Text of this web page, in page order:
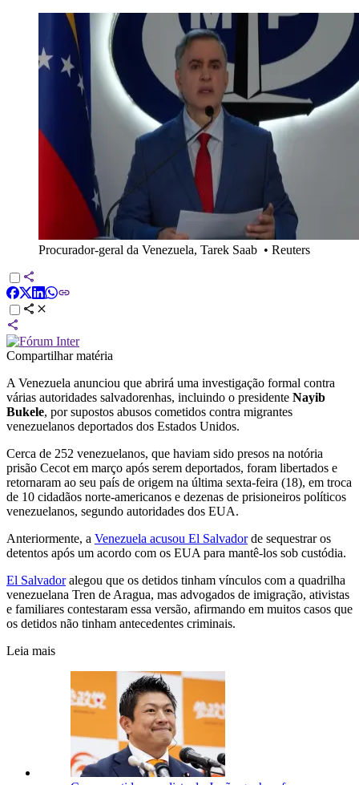
Procurador-geral da Venezuela, Tarek Saab • Reuters
Compartilhar matéria
A Venezuela anunciou que abrirá uma investigação formal contra
várias autoridades salvadorenhas, incluindo o presidente Nayib
Bukele, por supostos abusos cometidos contra migrantes
venezuelanos deportados dos Estados Unidos.
Cerca de 252 venezuelanos, que haviam sido presos na notória
prisão Cecot em março após serem deportados, foram libertados e
retornaram ao seu país de origem na última sexta-feira (18), em troca
de 10 cidadãos norte-americanos e dezenas de prisioneiros políticos
venezuelanos, segundo autoridades dos EUA.
Anteriormente, a Venezuela acusou El Salvadorde sequestrar os
detentos após um acordo com os EUA para mantê-los sob custódia.
El Salvadoralegou que os detidos tinham vínculos com a quadrilha
venezuelana Tren de Aragua, mas advogados de imigração, ativistas
e familiares contestaram essa versão, afirmando em muitos casos que
os detidos não tinham antecedentes criminais.
Leia mais